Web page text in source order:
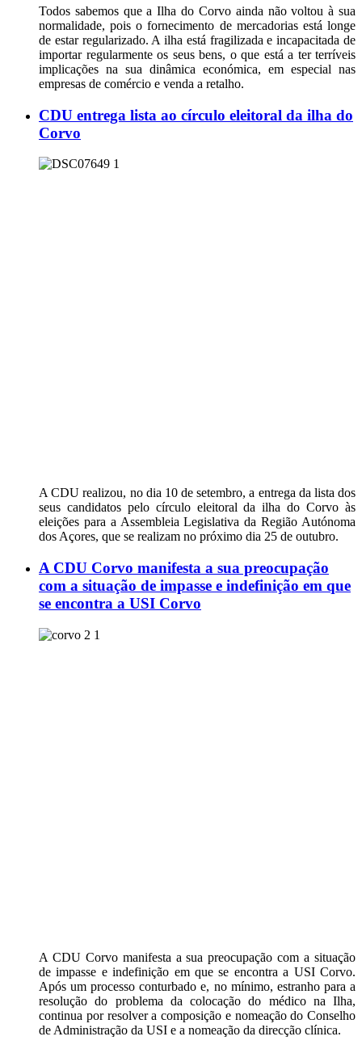
Todos sabemos que a Ilha do Corvo ainda não voltou à sua
normalidade, pois o fornecimento de mercadorias está longe
de estar regularizado. A ilha está fragilizada e incapacitada de
importar regularmente os seus bens, o que está a ter terríveis
implicações na sua dinâmica económica, em especial nas
empresas de comércio e venda a retalho.
CDU entrega lista ao círculo eleitoral da ilha do
Corvo
A CDU realizou, no dia 10 de setembro, a entrega da lista dos
seus candidatos pelo círculo eleitoral da ilha do Corvo às
eleições para a Assembleia Legislativa da Região Autónoma
dos Açores, que se realizam no próximo dia 25 de outubro.
A CDU Corvo manifesta a sua preocupação
com a situação de impasse e indefinição em que
se encontra a USI Corvo
A CDU Corvo manifesta a sua preocupação com a situação
de impasse e indefinição em que se encontra a USI Corvo.
Após um processo conturbado e, no mínimo, estranho para a
resolução do problema da colocação do médico na Ilha,
continua por resolver a composição e nomeação do Conselho
de Administração da USI e a nomeação da direcção clínica.